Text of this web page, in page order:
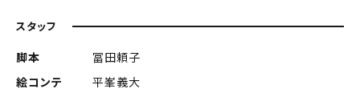
スタッフ
脚本
冨田頼子
絵コンテ
平峯義大